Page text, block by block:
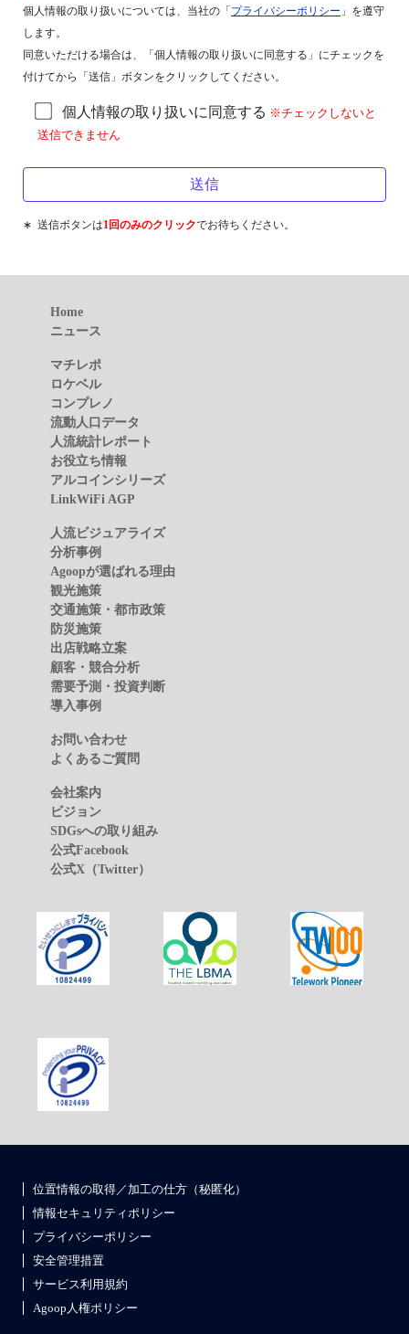
個人情報の取り扱いについては、当社の「プライバシーポリシー 」を遵守
します。
同意いただける場合は、「個人情報の取り扱いに同意する」にチェックを
付けてから「送信」ボタンをクリックしてください。
個人情報の取り扱いに同意する ※チェックしないと
送信できません
∗ 送信ボタンは1回のみのクリックでお待ちください。
Home
ニュース
マチレポ
ロケベル
コンプレノ
流動人口データ
人流統計レポート
お役立ち情報
アルコインシリーズ
LinkWiFi AGP
人流ビジュアライズ
分析事例
Agoopが選ばれる理由
観光施策
交通施策・都市政策
防災施策
出店戦略立案
顧客・競合分析
需要予測・投資判断
導入事例
お問い合わせ
よくあるご質問
会社案内
ビジョン
SDGsへの取り組み
公式Facebook
公式X（Twitter）
位置情報の取得／加工の仕方（秘匿化）
情報セキュリティポリシー
プライバシーポリシー
安全管理措置
サービス利用規約
Agoop人権ポリシー